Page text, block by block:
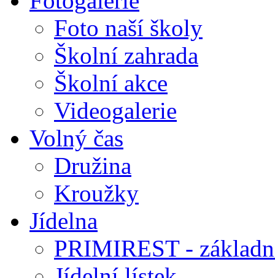
Foto naší školy
Školní zahrada
Školní akce
Videogalerie
Volný čas
Družina
Kroužky
Jídelna
PRIMIREST -